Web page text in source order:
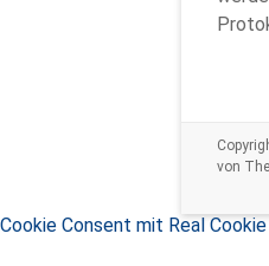
von
Cookie Consent mit Real